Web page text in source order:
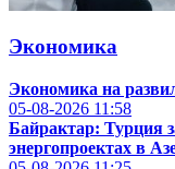
Экономика
Экономика на
05-08-2026 11:58
Байрактар: Турция
энергопроектах в